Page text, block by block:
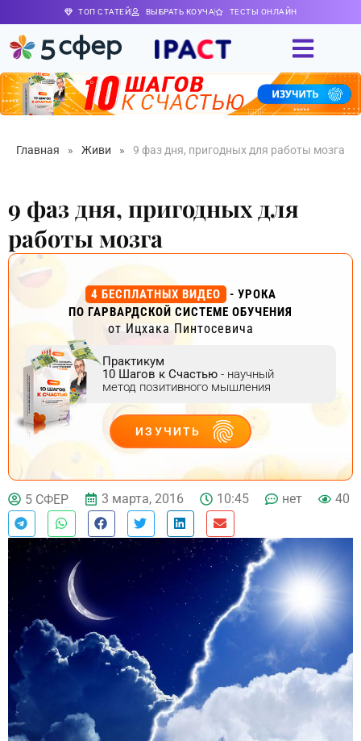
ТОП СТАТЕЙ ВЫБРАТЬ КОУЧА ТЕСТЫ ОНЛАЙН
Главная » Живи » 9 фаз дня, пригодных для работы мозга
9 фаз дня, пригодных для
работы мозга
4 БЕСПЛАТНЫХ ВИДЕО
- УРОКА
ПО ГАРВАРДСКОЙ СИСТЕМЕ ОБУЧЕНИЯ
от Ицхака Пинтосевича
Практикум
10 Шагов к Счастью - научный
метод позитивного мышления
ИЗУЧИТЬ
ДЕЙСТВУЙ
5 СФЕР 3 марта, 2016 10:45 нет 40